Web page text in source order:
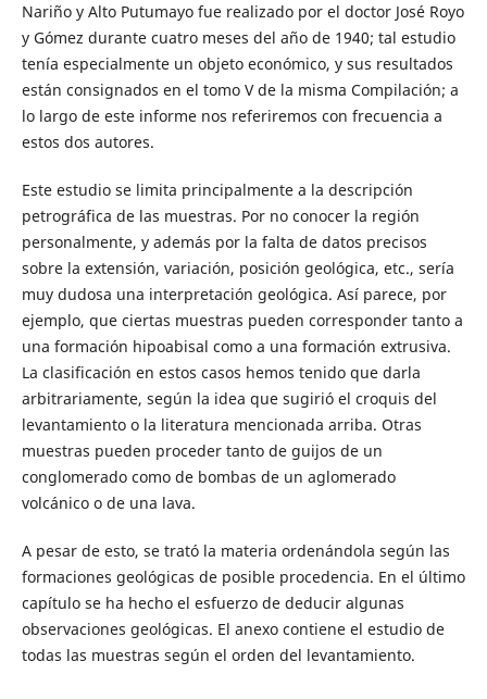
Nariño y Alto Putumayo fue realizado por el doctor José Royo
y Gómez durante cuatro meses del año de 1940; tal estudio
tenía especialmente un objeto económico, y sus resultados
están consignados en el tomo V de la misma Compilación; a
lo largo de este informe nos referiremos con frecuencia a
estos dos autores.
Este estudio se limita principalmente a la descripción
petrográfica de las muestras. Por no conocer la región
personalmente, y además por la falta de datos precisos
sobre la extensión, variación, posición geológica, etc., sería
muy dudosa una interpretación geológica. Así parece, por
ejemplo, que ciertas muestras pueden corresponder tanto a
una formación hipoabisal como a una formación extrusiva.
La clasificación en estos casos hemos tenido que darla
arbitrariamente, según la idea que sugirió el croquis del
levantamiento o la literatura mencionada arriba. Otras
muestras pueden proceder tanto de guijos de un
conglomerado como de bombas de un aglomerado
volcánico o de una lava.
A pesar de esto, se trató la materia ordenándola según las
formaciones geológicas de posible procedencia. En el último
capítulo se ha hecho el esfuerzo de deducir algunas
observaciones geológicas. El anexo contiene el estudio de
todas las muestras según el orden del levantamiento.